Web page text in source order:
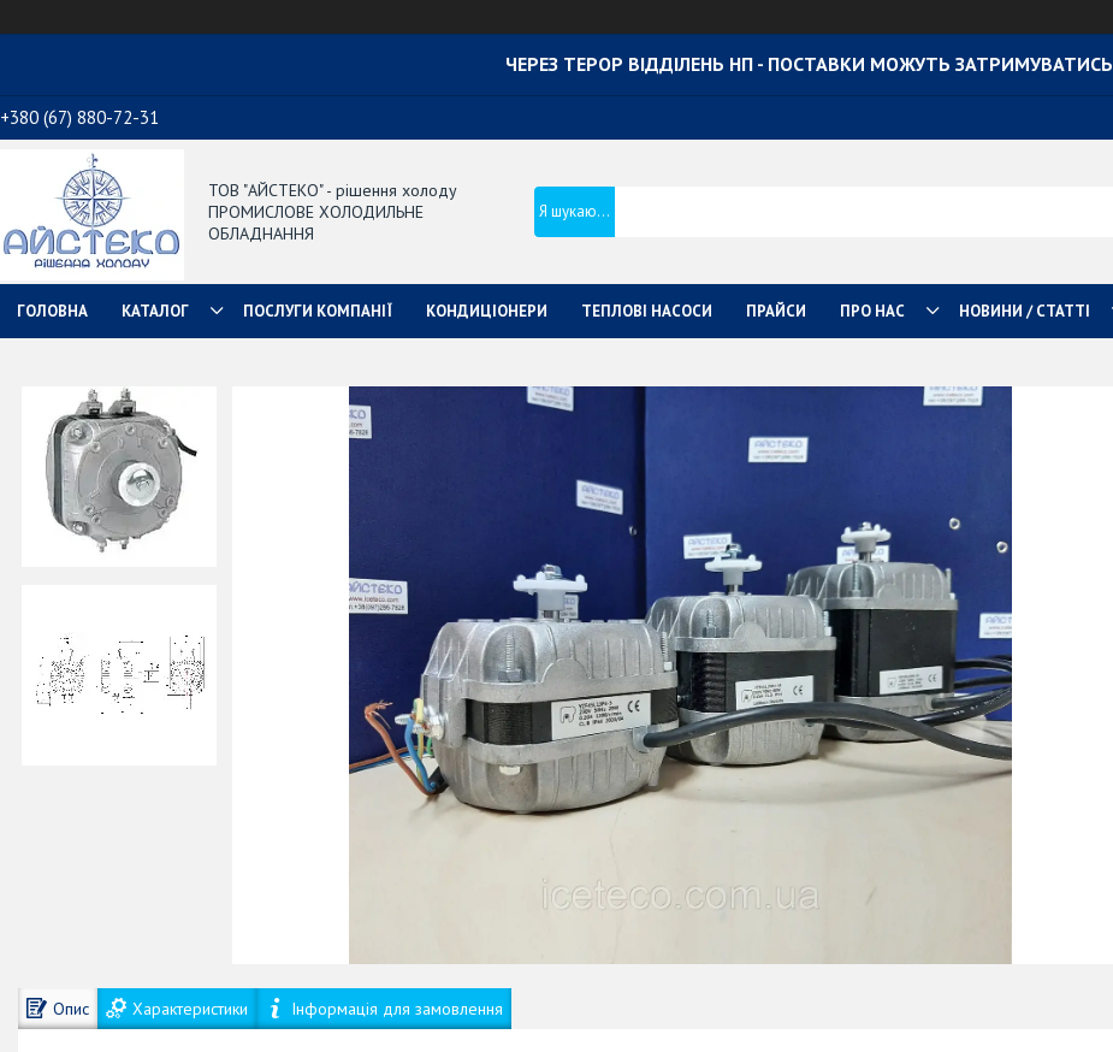
ЧЕРЕЗ ТЕРОР ВІДДІЛЕНЬ НП - ПОСТАВКИ МОЖУТЬ ЗАТРИМУВАТИСЬ
+380 (67) 880-72-31
ТОВ "АЙСТЕКО" - рішення холоду
ПРОМИСЛОВЕ ХОЛОДИЛЬНЕ
ОБЛАДНАННЯ
ГОЛОВНА КАТАЛОГ ПОСЛУГИ КОМПАНІЇ КОНДИЦІОНЕРИ ТЕПЛОВІ НАСОСИ ПРАЙСИ ПРО НАС НОВИНИ / СТАТТІ
Опис Характеристики Інформація для замовлення